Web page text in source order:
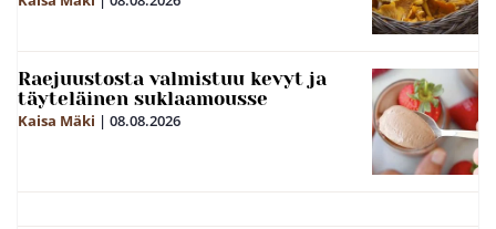
Raejuustosta valmistuu kevyt ja
täyteläinen suklaamousse
Kaisa Mäki | 08.08.2026